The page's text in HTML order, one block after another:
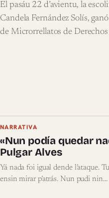
El pasáu 22 d’avientu, la
Candela Fernández Solís,
de Microrrellatos de
NARRATIVA
«Nun podía quedar
Pulgar Alves
Yá nada foi igual dende l’ataque.
ensin mirar p’atrás. Nun pudi nin…